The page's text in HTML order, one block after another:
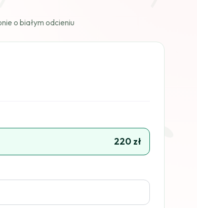
o białym odcieniu
220 zł